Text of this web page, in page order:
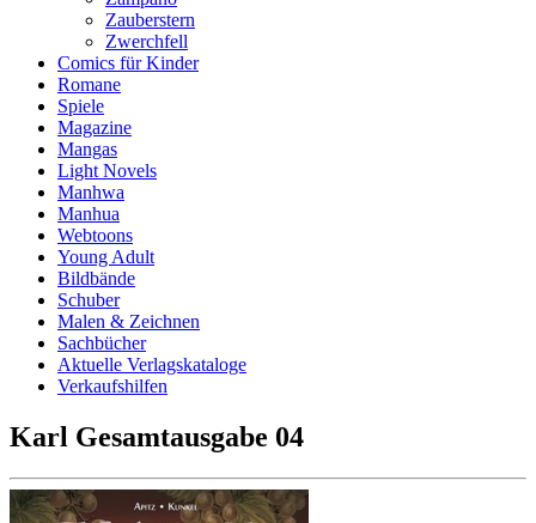
Zauberstern
Zwerchfell
Comics für Kinder
Romane
Spiele
Magazine
Mangas
Light Novels
Manhwa
Manhua
Webtoons
Young Adult
Bildbände
Schuber
Malen & Zeichnen
Sachbücher
Aktuelle Verlagskataloge
Verkaufshilfen
Karl Gesamtausgabe 04